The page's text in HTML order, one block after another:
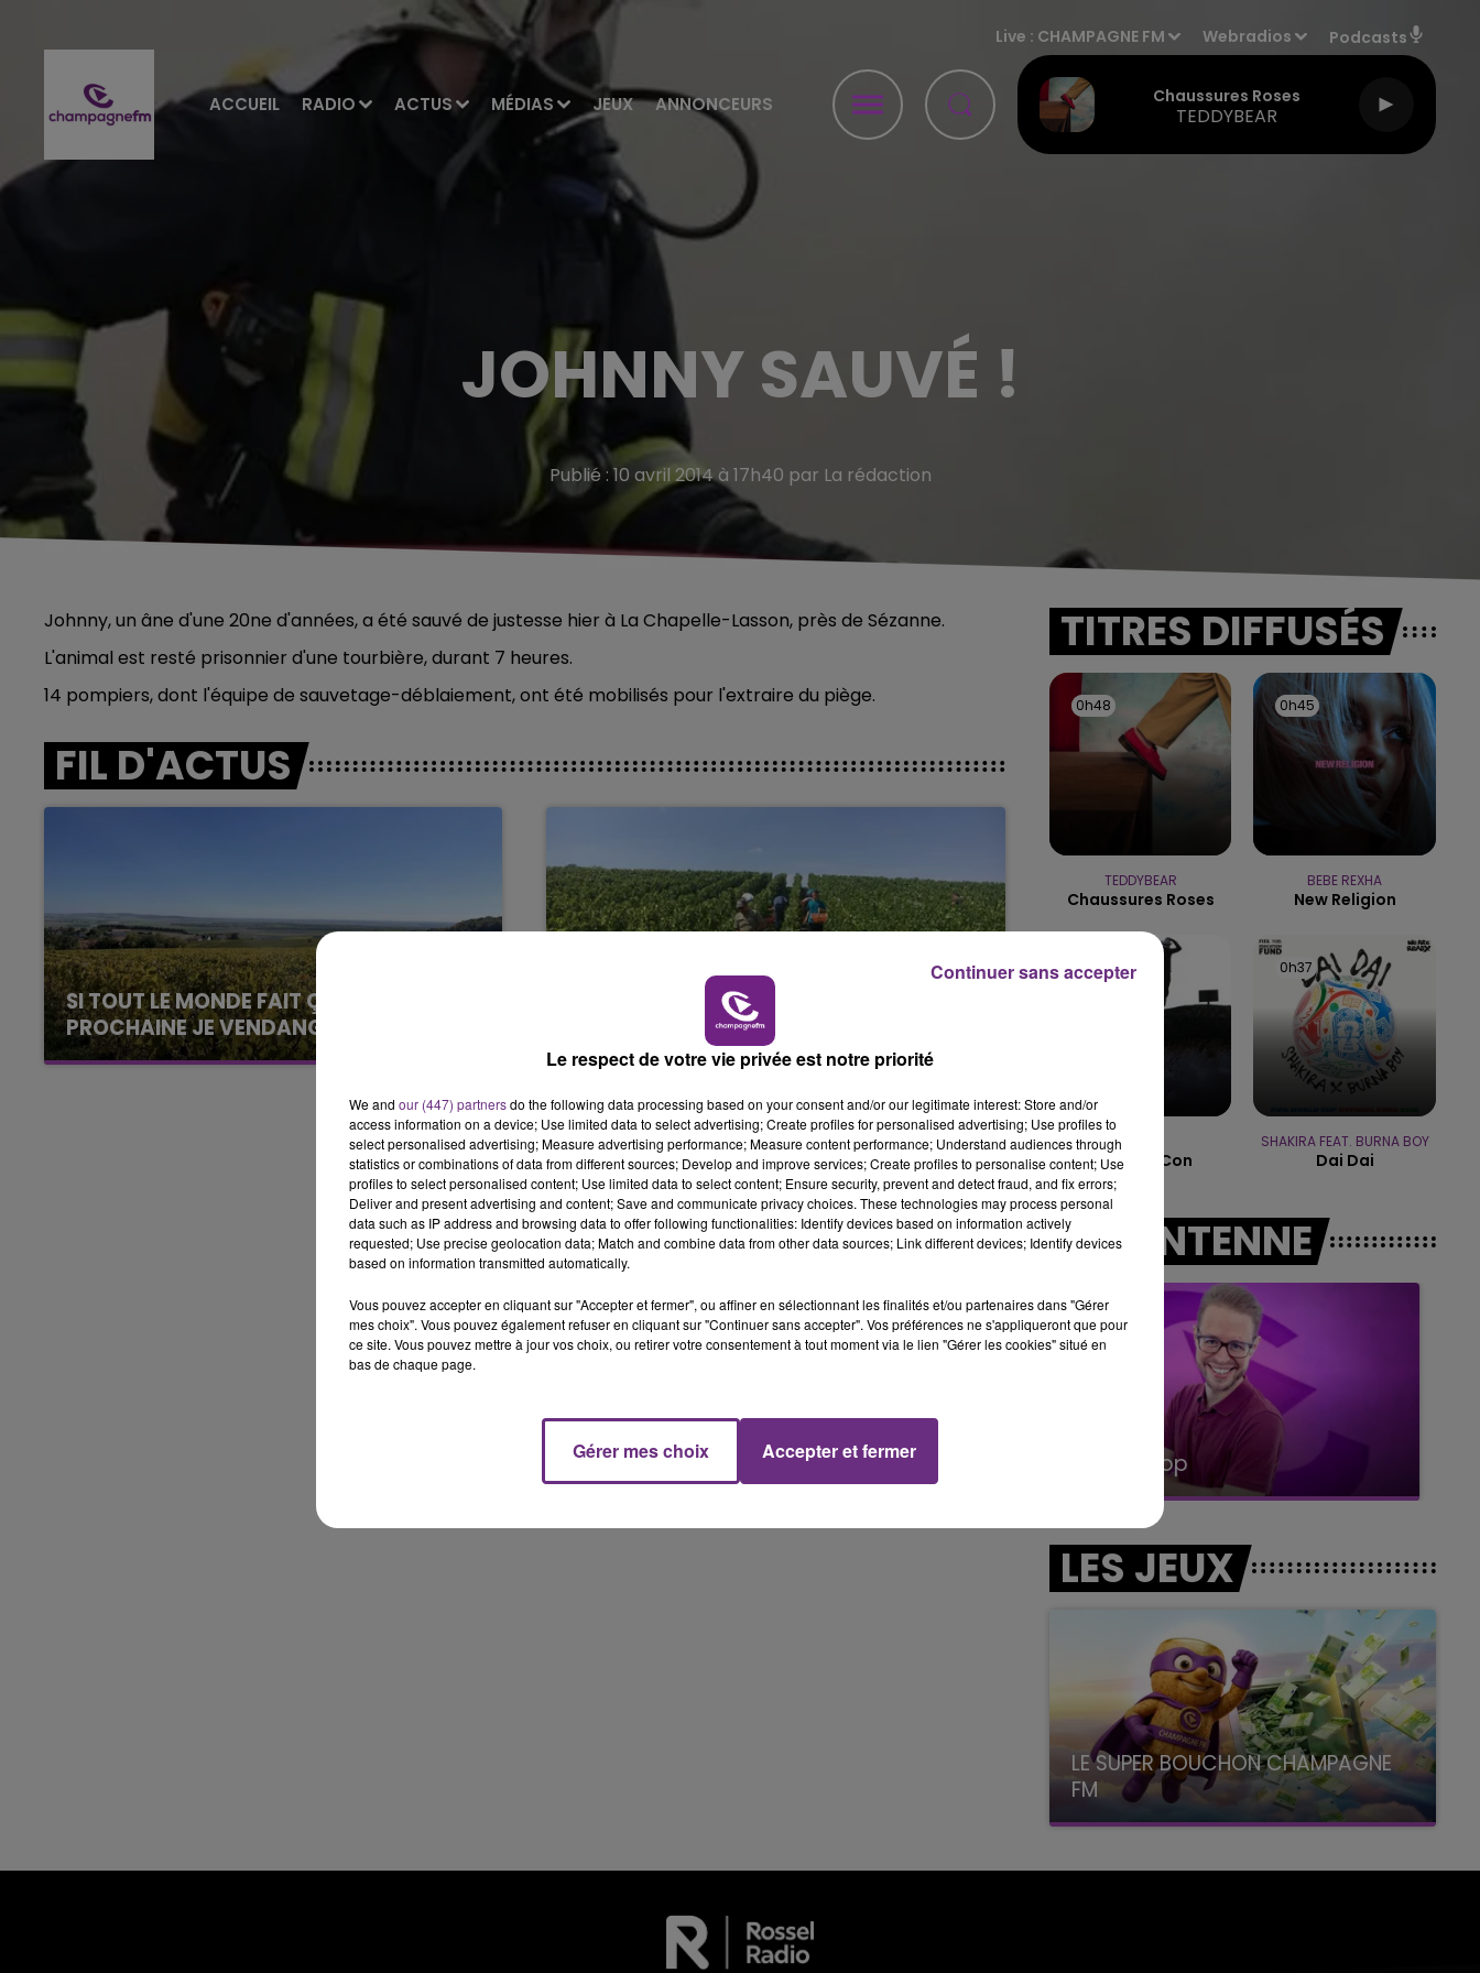
ACCUEIL RADIO ACTUS MÉDIAS JEUX ANNONCEURS
Live : CHAMPAGNE FM Webradios Podcasts
Chaussures Roses
TEDDYBEAR
5h00 - 6h00
LE BEST OF DE LA FAMILLE
CHAMPAGNE FM
10h00 - 14h00
LE TICKET DE CAISSE
JOHNNY SAUVÉ !
Publié : 10 avril 2014 à 17h40 par La rédaction
Johnny, un âne d'une 20ne d'années, a été sauvé de justesse hier à La Chapelle-Lasson, près de Sézanne.
L'animal est resté prisonnier d'une tourbière, durant 7 heures.
14 pompiers, dont l'équipe de sauvetage-déblaiement, ont été mobilisés pour l'extraire du piège.
FIL D'ACTUS
SI TOUT LE MONDE FAIT ÇA, MOI L'ANNÉE
PROCHAINE JE VENDANGE EN...
La vendange en Champagne a débuté ce jeudi
L'INSPECTION DU TRAVAIL RAPPELLE À
L'ORDRE SUR LES CONDITIONS DE...
Alors que les dates de début des vendange
l'inspection du Travail en profite pour rappeler
les conditions de...
TITRES DIFFUSÉS
0h48
0h48
TEDDYBEAR
Chaussures Roses
0h45
0h45
BEBE REXHA
New Religion
0h41
0h41
Jeune Et Con
0h37
0h37
SHAKIRA FEAT. BURNA BOY
Dai Dai
A L'ANTENNE
14h00 - 15h00
La Radio Pop Le Club Champagne FM
LES JEUX
LE SUPER BOUCHON CHAMPAGNE
FM
avec La Famille Champagne FM, à 8H10
Le respect de votre vie privée est notre priorité
We and our (447) partnersdo the following data processing based on your consent and/or our legitimate interest: Store and/or
access information on a device; Use limited data to select advertising; Create profiles for personalised advertising; Use profiles to
select personalised advertising; Measure advertising performance; Measure content performance; Understand audiences through
statistics or combinations of data from different sources; Develop and improve services; Create profiles to personalise content; Use
profiles to select personalised content; Use limited data to select content; Ensure security, prevent and detect fraud, and fix errors;
Deliver and present advertising and content; Save and communicate privacy choices. These technologies may process personal
data such as IP address and browsing data to offer following functionalities: Identify devices based on information actively
requested; Use precise geolocation data; Match and combine data from other data sources; Link different devices; Identify devices
based on information transmitted automatically.
Vous pouvez accepter en cliquant sur "Accepter et fermer", ou affiner en sélectionnant les finalités et/ou partenaires dans "Gérer
mes choix". Vous pouvez également refuser en cliquant sur "Continuer sans accepter". Vos préférences ne s'appliqueront que pour
ce site. Vous pouvez mettre à jour vos choix, ou retirer votre consentement à tout moment via le lien "Gérer les cookies" situé en
bas de chaque page.
Gérer mes choix Accepter et fermer
Continuer sans accepter